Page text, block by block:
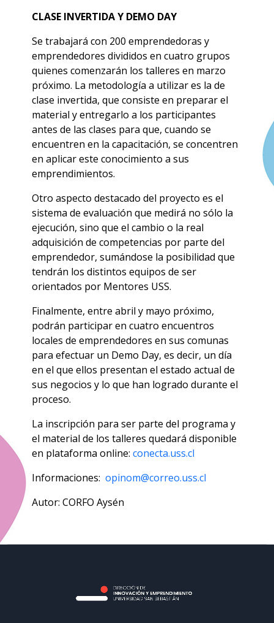
CLASE INVERTIDA Y DEMO DAY
Se trabajará con 200 emprendedoras y
emprendedores divididos en cuatro grupos
quienes comenzarán los talleres en marzo
próximo. La metodología a utilizar es la de
clase invertida, que consiste en preparar el
material y entregarlo a los participantes
antes de las clases para que, cuando se
encuentren en la capacitación, se concentren
en aplicar este conocimiento a sus
emprendimientos.
Otro aspecto destacado del proyecto es el
sistema de evaluación que medirá no sólo la
ejecución, sino que el cambio o la real
adquisición de competencias por parte del
emprendedor, sumándose la posibilidad que
tendrán los distintos equipos de ser
orientados por Mentores USS.
Finalmente, entre abril y mayo próximo,
podrán participar en cuatro encuentros
locales de emprendedores en sus comunas
para efectuar un Demo Day, es decir, un día
en el que ellos presentan el estado actual de
sus negocios y lo que han logrado durante el
proceso.
La inscripción para ser parte del programa y
el material de los talleres quedará disponible
en plataforma online: conecta.uss.cl
Informaciones: opinom@correo.uss.cl
Autor: CORFO Aysén